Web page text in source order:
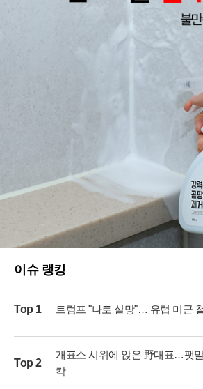
이슈 랭킹
Top 1 트럼프 "나토 실망"… 유럽 미군
Top 2
개표소 시위에 앉은 野대표…팻
칵